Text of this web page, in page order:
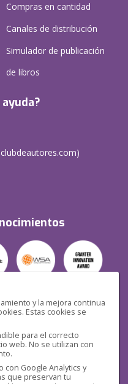
y la mejora continua
Estas cookies se
para el correcto
web. No se utilizan con
con Google Analytics y
que preservan tu
Compras en cantidad
Canales de distribución
Simulador de publicación
de libros
)